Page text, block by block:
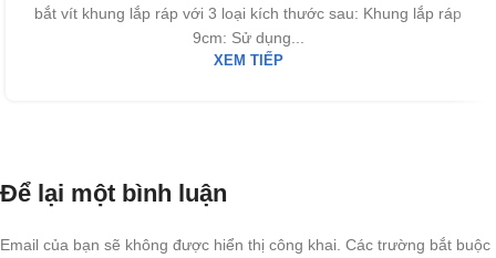
bắt vít khung lắp ráp với 3 loại kích thước sau: Khung lắp ráp
9cm: Sử dụng...
XEM TIẾP
Để lại một bình luận
Email của bạn sẽ không được hiển thị công khai. Các trường bắt buộc